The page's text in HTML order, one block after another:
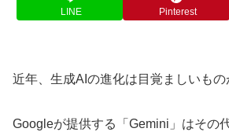
LINE Pinterest
近年、生成AIの進化は目覚ましいもの
Googleが提供する「Gemini」はその